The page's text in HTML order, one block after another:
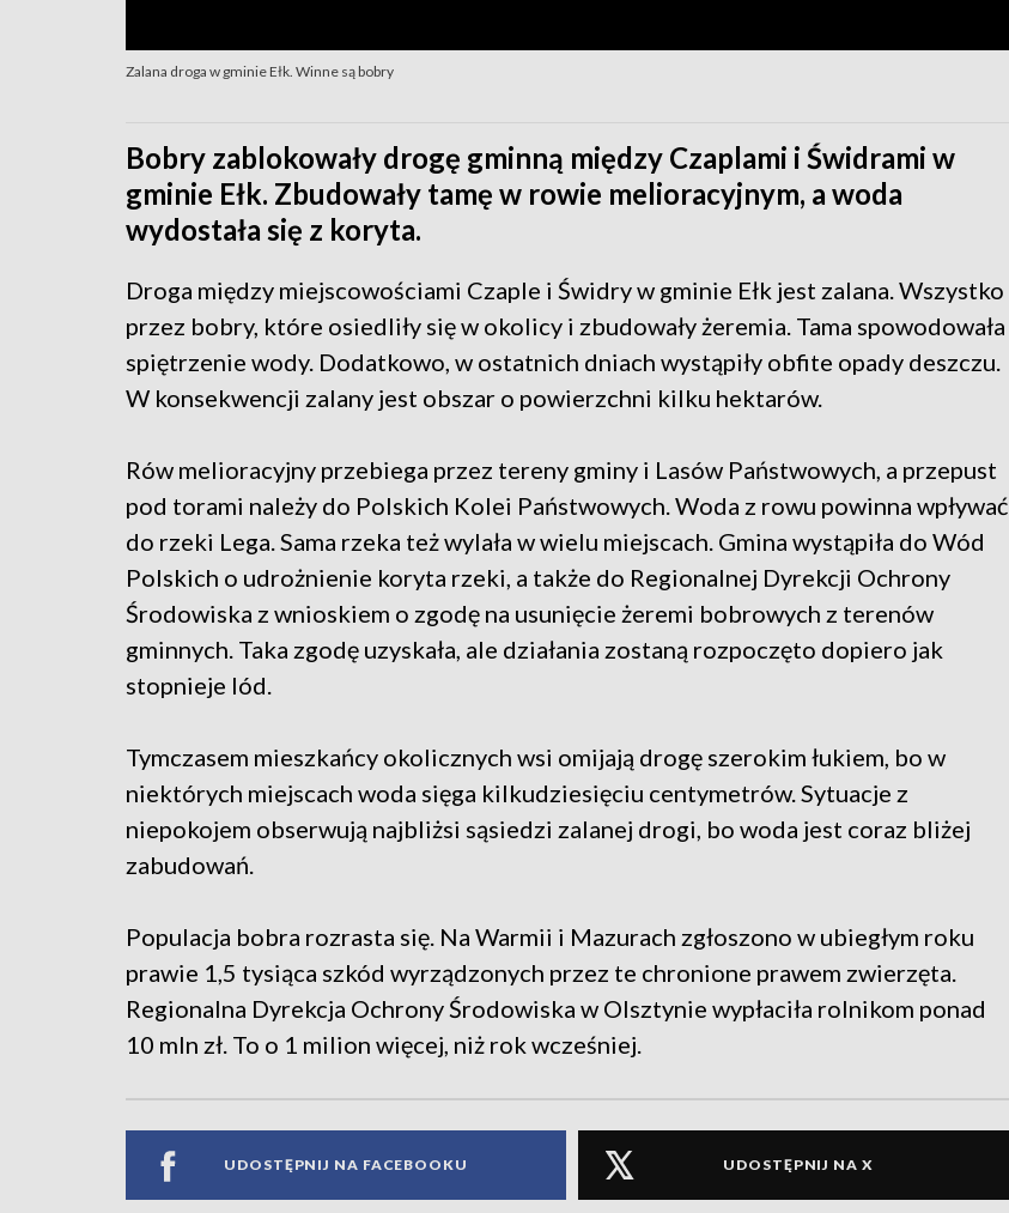
Zalana droga w gminie Ełk. Winne są bobry
Bobry zablokowały drogę gminną między Czaplami i Świdrami w
gminie Ełk. Zbudowały tamę w rowie melioracyjnym, a woda
wydostała się z koryta.
Droga między miejscowościami Czaple i Świdry w gminie Ełk jest zalana. Wszystko
przez bobry, które osiedliły się w okolicy i zbudowały żeremia. Tama spowodowała
spiętrzenie wody. Dodatkowo, w ostatnich dniach wystąpiły obfite opady deszczu.
W konsekwencji zalany jest obszar o powierzchni kilku hektarów.
Rów melioracyjny przebiega przez tereny gminy i Lasów Państwowych, a przepust
pod torami należy do Polskich Kolei Państwowych. Woda z rowu powinna wpływać
do rzeki Lega. Sama rzeka też wylała w wielu miejscach. Gmina wystąpiła do Wód
Polskich o udrożnienie koryta rzeki, a także do Regionalnej Dyrekcji Ochrony
Środowiska z wnioskiem o zgodę na usunięcie żeremi bobrowych z terenów
gminnych. Taka zgodę uzyskała, ale działania zostaną rozpoczęto dopiero jak
stopnieje lód.
Tymczasem mieszkańcy okolicznych wsi omijają drogę szerokim łukiem, bo w
niektórych miejscach woda sięga kilkudziesięciu centymetrów. Sytuacje z
niepokojem obserwują najbliżsi sąsiedzi zalanej drogi, bo woda jest coraz bliżej
zabudowań.
Populacja bobra rozrasta się. Na Warmii i Mazurach zgłoszono w ubiegłym roku
prawie 1,5 tysiąca szkód wyrządzonych przez te chronione prawem zwierzęta.
Regionalna Dyrekcja Ochrony Środowiska w Olsztynie wypłaciła rolnikom ponad
10 mln zł. To o 1 milion więcej, niż rok wcześniej.
UDOSTĘPNIJ NA FACEBOOKU UDOSTĘPNIJ NA X